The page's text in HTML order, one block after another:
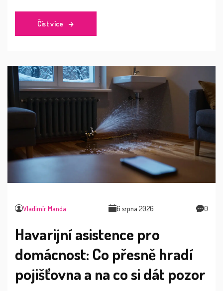
Číst více
Vladimír Manda 6 srpna 2026 0
Havarijní asistence pro
domácnost: Co přesně hradí
pojišťovna a na co si dát pozor